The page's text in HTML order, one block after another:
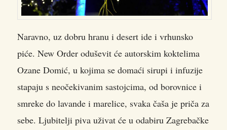
Naravno, uz dobru hranu i desert ide i vrhunsko
piće. New Order oduševit će autorskim koktelima
Ozane Domić, u kojima se domaći sirupi i infuzije
stapaju s neočekivanim sastojcima, od borovnice i
smreke do lavande i marelice, svaka čaša je priča za
sebe. Ljubitelji piva uživat će u odabiru Zagrebačke